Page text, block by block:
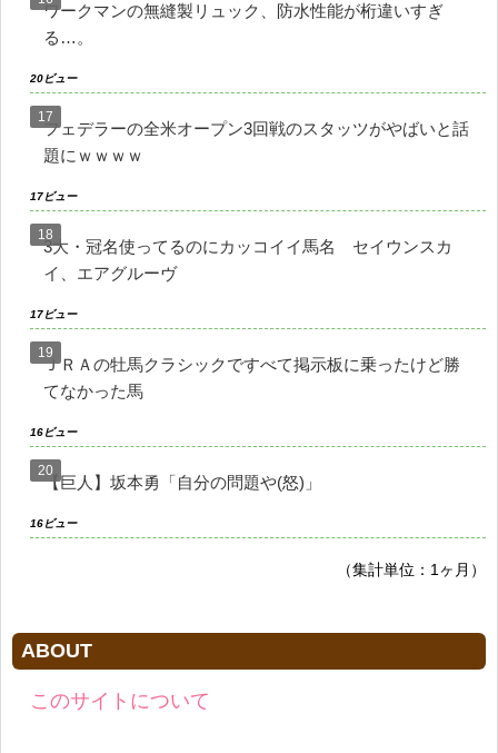
ワークマンの無縫製リュック、防水性能が桁違いすぎ
る…。
20ビュー
フェデラーの全米オープン3回戦のスタッツがやばいと話
題にｗｗｗｗ
17ビュー
3大・冠名使ってるのにカッコイイ馬名 セイウンスカ
イ、エアグルーヴ
17ビュー
ＪＲＡの牡馬クラシックですべて掲示板に乗ったけど勝
てなかった馬
16ビュー
【巨人】坂本勇「自分の問題や(怒)」
16ビュー
（集計単位：1ヶ月）
ABOUT
このサイトについて